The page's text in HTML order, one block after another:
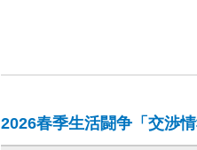
2026春季生活闘争「交渉